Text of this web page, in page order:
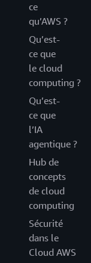
ce
qu’AWS ?
Qu’est-
ce que
le cloud
computing ?
Qu’est-
ce que
l’IA
agentique ?
Hub de
concepts
de cloud
computing
Sécurité
dans le
Cloud AWS